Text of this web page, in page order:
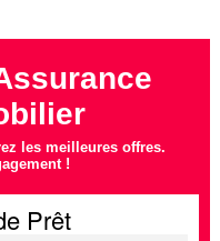
les meilleures offres.
!